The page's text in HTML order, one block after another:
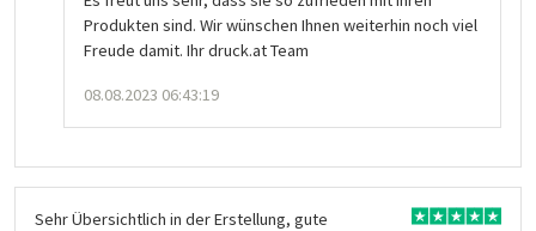
Produkten sind. Wir wünschen Ihnen weiterhin noch viel
Freude damit. Ihr druck.at Team
08.08.2023 06:43:19
Sehr Übersichtlich in der Erstellung, gute